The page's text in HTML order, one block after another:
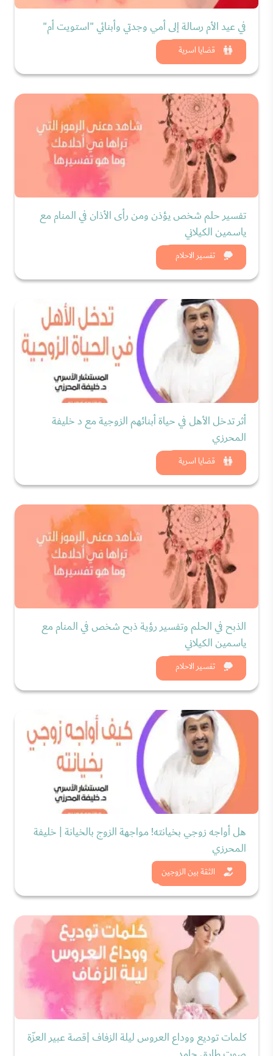
قضايا اسرية
في عيد الأم رسالة إلى أمي وجدتي وأبنائي "استويت أم"
شاهد الان
تفسير الاحلام
تفسير حلم شخص يؤذن ومن رأى الأذان في المنام مع
ياسمين الكيلاني
شاهد الان
قضايا اسرية
أثر تدخل الأهل في حياة أبنائهم الزوجية مع د خليفة
المحرزي
شاهد الان
تفسير الاحلام
الذبح في الحلم وتفسير رؤية ذبح شخص في المنام مع
ياسمين الكيلاني
شاهد الان
الثقة بين الزوجين
هل أواجه زوجي بخيانته! مواجهة الزوج بالخيانة | خليفة
المحرزي
شاهد الان
كلمات توديع ووداع العروس ليلة الزفاف |قصة عبير العزّة